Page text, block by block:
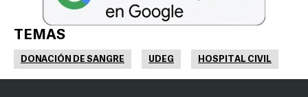
TEMAS
DONACIÓN DE SANGRE UDEG HOSPITAL CIVIL